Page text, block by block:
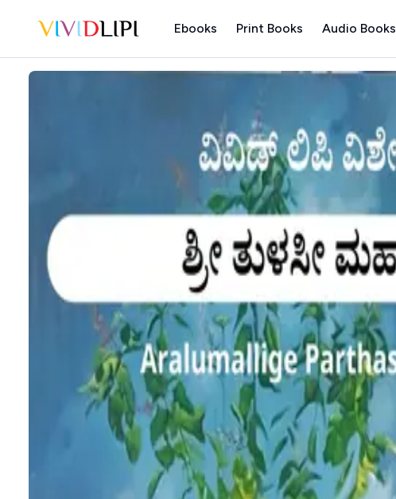
Home
Ebooks Print Books Audio Books